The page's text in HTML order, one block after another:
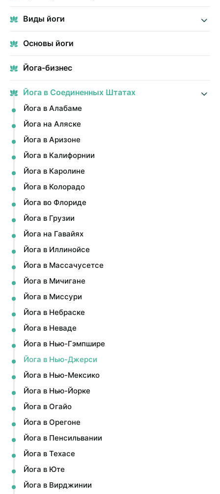
Виды йоги
Основы йоги
Йога-бизнес
Йога в Соединенных Штатах
Йога в Алабаме
Йога на Аляске
Йога в Аризоне
Йога в Калифорнии
Йога в Каролине
Йога в Колорадо
Йога во Флориде
Йога в Грузии
Йога на Гавайях
Йога в Иллинойсе
Йога в Массачусетсе
Йога в Мичигане
Йога в Миссури
Йога в Небраске
Йога в Неваде
Йога в Нью-Гэмпшире
Йога в Нью-Джерси
Йога в Нью-Мексико
Йога в Нью-Йорке
Йога в Огайо
Йога в Орегоне
Йога в Пенсильвании
Йога в Техасе
Йога в Юте
Йога в Вирджинии